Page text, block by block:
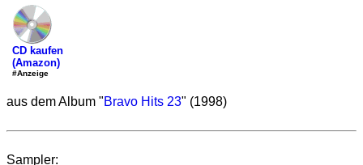
CD kaufen
(Amazon)
#Anzeige
aus dem Album "Bravo Hits 23" (1998)
Sampler: